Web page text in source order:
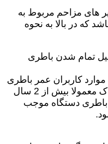
های مزاحم مربوط به
که در بالا به نحوه
تمام شدن باطری
کاربران عمر باطری
داخل دستگاه به پایان میرسد ک معمولا بیش از 2 سال
باطری دستگاه موجب